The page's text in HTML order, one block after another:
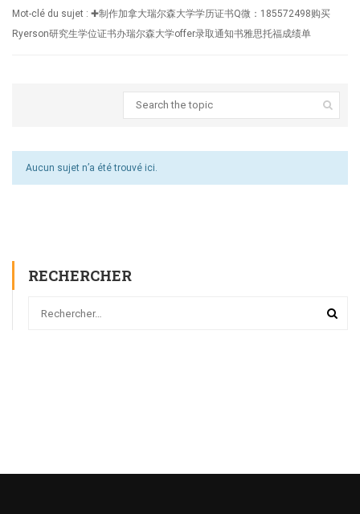
Mot-clé du sujet : ✚制作加拿大瑞尔森大学学历证书Q微：185572498购买
Ryerson研究生学位证书办瑞尔森大学offer录取通知书雅思托福成绩单
Aucun sujet n’a été trouvé ici.
RECHERCHER